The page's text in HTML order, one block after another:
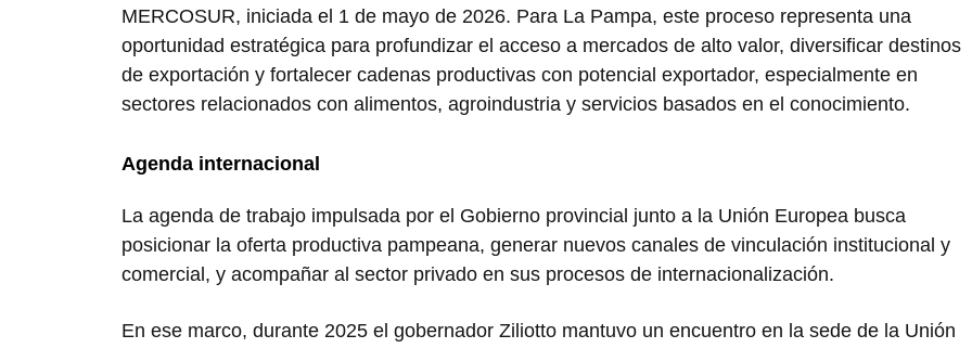
MERCOSUR, iniciada el 1 de mayo de 2026. Para La Pampa, este proceso representa una
oportunidad estratégica para profundizar el acceso a mercados de alto valor, diversificar destinos
de exportación y fortalecer cadenas productivas con potencial exportador, especialmente en
sectores relacionados con alimentos, agroindustria y servicios basados en el conocimiento.
Agenda internacional
La agenda de trabajo impulsada por el Gobierno provincial junto a la Unión Europea busca
posicionar la oferta productiva pampeana, generar nuevos canales de vinculación institucional y
comercial, y acompañar al sector privado en sus procesos de internacionalización.
En ese marco, durante 2025 el gobernador Ziliotto mantuvo un encuentro en la sede de la Unión